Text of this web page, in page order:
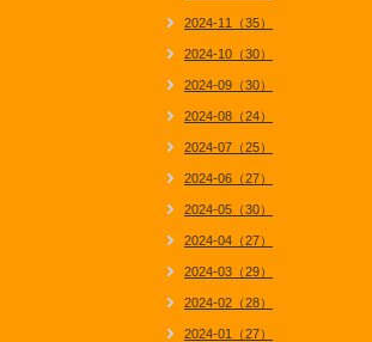
2024-11（35）
2024-10（30）
2024-09（30）
2024-08（24）
2024-07（25）
2024-06（27）
2024-05（30）
2024-04（27）
2024-03（29）
2024-02（28）
2024-01（27）